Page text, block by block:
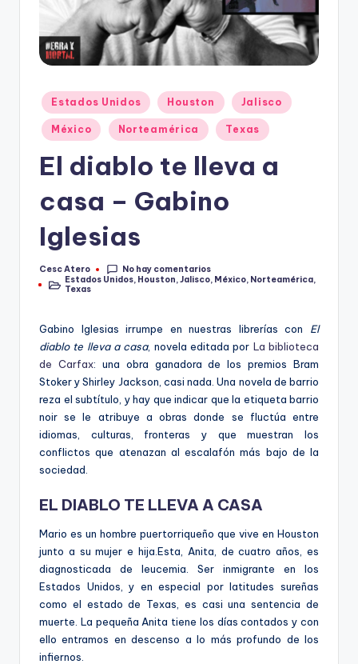
Publicado
en
Estados Unidos Houston Jalisco
México Norteamérica Texas
El diablo te lleva a
casa – Gabino
Iglesias
Publicado
por
Cesc Atero
No hay comentarios
Publicado
Estados Unidos, Houston,Jalisco, México, Norteamérica,
Texas
Gabino Iglesias irrumpe en nuestras librerías con El
diablo te lleva a casa, novela editada por La biblioteca
de Carfax: una obra ganadora de los premios Bram
Stoker y Shirley Jackson, casi nada. Una novela de barrio
reza el subtítulo, y hay que indicar que la etiqueta barrio
noir se le atribuye a obras donde se fluctúa entre
idiomas, culturas, fronteras y que muestran los
conflictos que atenazan al escalafón más bajo de la
sociedad.
EL DIABLO TE LLEVA A CASA
Mario es un hombre puertorriqueño que vive en Houston
junto a su mujer e hija.Esta, Anita, de cuatro años, es
diagnosticada de leucemia. Ser inmigrante en los
Estados Unidos, y en especial por latitudes sureñas
como el estado de Texas, es casi una sentencia de
muerte. La pequeña Anita tiene los días contados y con
ello entramos en descenso a lo más profundo de los
infiernos.